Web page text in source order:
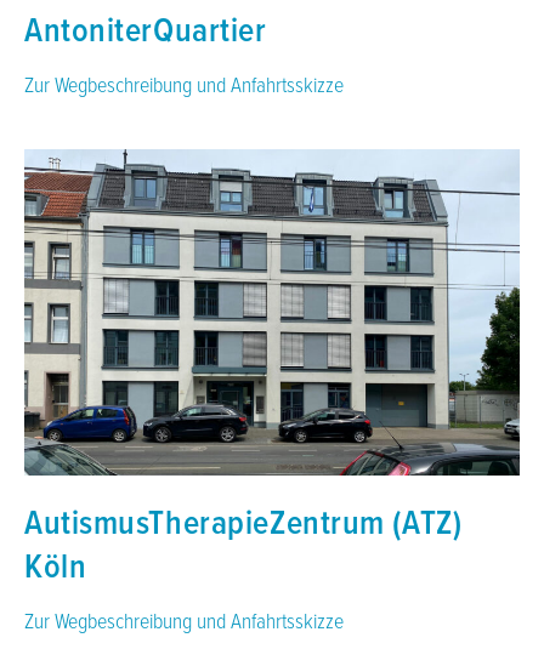
AntoniterQuartier
Zur Wegbeschreibung und Anfahrtsskizze
AutismusTherapieZentrum (ATZ)
Köln
Zur Wegbeschreibung und Anfahrtsskizze